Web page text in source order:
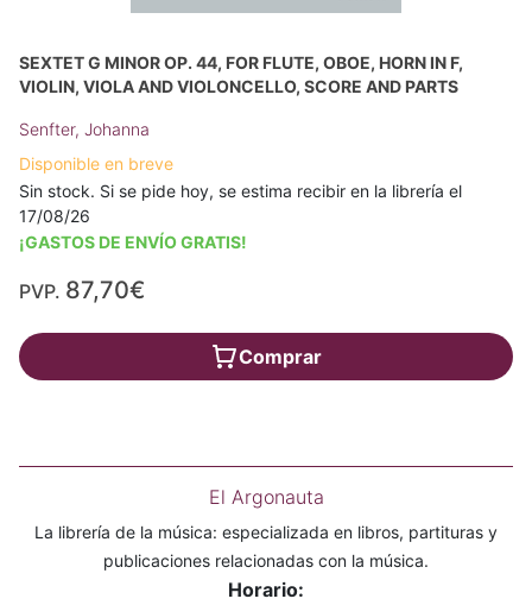
SEXTET G MINOR OP. 44, FOR FLUTE, OBOE, HORN IN F,
VIOLIN, VIOLA AND VIOLONCELLO, SCORE AND PARTS
Senfter, Johanna
Disponible en breve
Sin stock. Si se pide hoy, se estima recibir en la librería el
17/08/26
¡GASTOS DE ENVÍO GRATIS!
PVP. 87,70€
Comprar
El Argonauta
La librería de la música: especializada en libros, partituras y
publicaciones relacionadas con la música.
Horario: